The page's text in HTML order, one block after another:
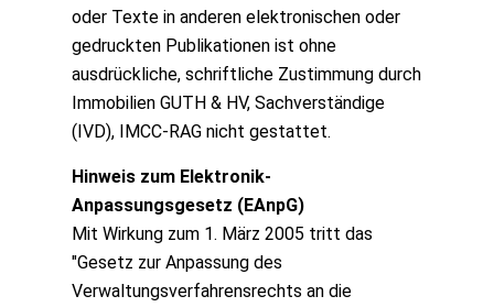
oder Texte in anderen elektronischen oder
gedruckten Publikationen ist ohne
ausdrückliche, schriftliche Zustimmung durch
Immobilien GUTH & HV, Sachverständige
(IVD), IMCC-RAG nicht gestattet.
Hinweis zum Elektronik-
Anpassungsgesetz (EAnpG)
Mit Wirkung zum 1. März 2005 tritt das
"Gesetz zur Anpassung des
Verwaltungsverfahrensrechts an die